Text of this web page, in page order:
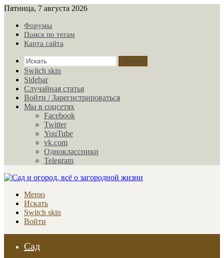
Пятница, 7 августа 2026
Форумы
Поиск по тегам
Карта сайта
Искать
Switch skin
Sidebar
Случайная статья
Войти / Зарегистрироваться
Мы в соцсетях
Facebook
Twitter
YouTube
vk.com
Одноклассники
Telegram
Меню
Искать
Switch skin
Войти
Сад